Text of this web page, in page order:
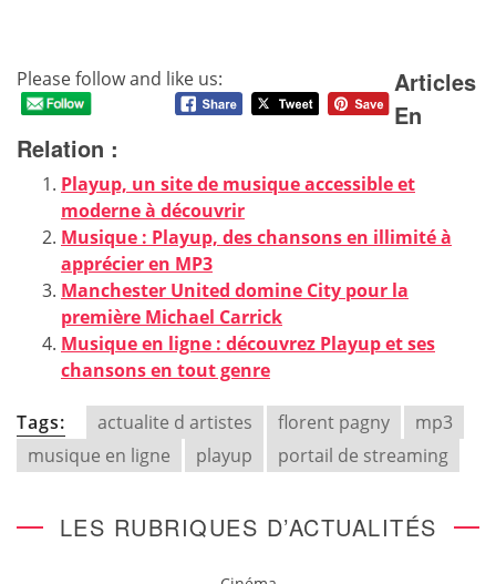
Please follow and like us:
Articles
En
Relation :
Playup, un site de musique accessible et
moderne à découvrir
Musique : Playup, des chansons en illimité à
apprécier en MP3
Manchester United domine City pour la
première Michael Carrick
Musique en ligne : découvrez Playup et ses
chansons en tout genre
Tags: actualite d artistes florent pagny
mp3
musique en ligne
playup portail de streaming
LES RUBRIQUES D’ACTUALITÉS